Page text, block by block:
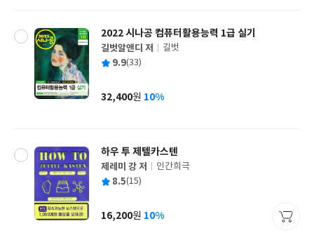
2022 시나공 컴퓨터활용능력 1급 실기
글
쓴
길벗알앤디 저
출
사
길벗
평 9.9(33)
가
32,400원 10%
하우 투 제텔카스텐
글
쓴
제레미 강 저
출
사
인간희극
평 8.5(15)
가
16,200원 10%